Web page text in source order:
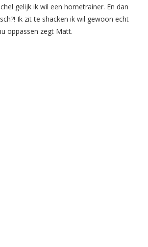
gelijk ik wil een hometrainer. En dan
Ik zit te shacken ik wil gewoon echt
oppassen zegt Matt.